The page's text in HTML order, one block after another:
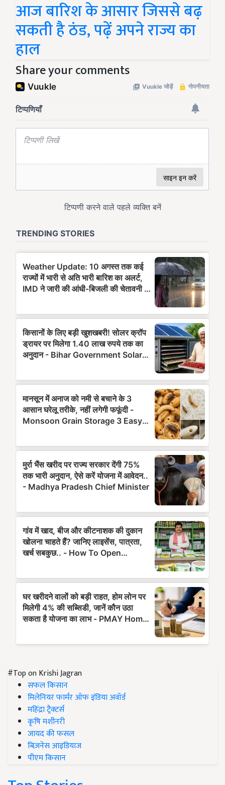
आज बारिश के आसार जिससे बढ़
सकती है ठंड, पढ़ें अपने राज्य का
हाल
Share your comments
#Top on Krishi Jagran
सफल किसान
मिलेनियर फार्मर ऑफ इंडिया अवॉर्ड
महिंद्रा ट्रैक्टर्स
कृषि मशीनरी
जायद की फसल
बिज़नेस आइडियाज
पीएम किसान